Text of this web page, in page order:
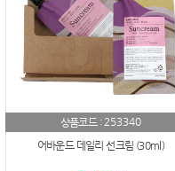
상품코드 :253340
어바운드 데일리 선크림 (30ml)